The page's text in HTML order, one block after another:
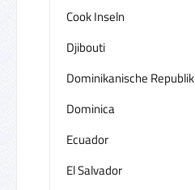
Cook Inseln
Djibouti
Dominikanische Republik
Dominica
Ecuador
El Salvador